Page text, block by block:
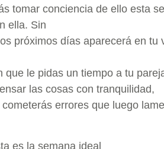
tomar conciencia de ello esta
ella. Sin
próximos días aparecerá en
que le pidas un tiempo a tu
las cosas con tranquilidad,
errores que luego
es la semana ideal